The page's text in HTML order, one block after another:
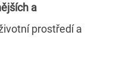
a
prostředí a